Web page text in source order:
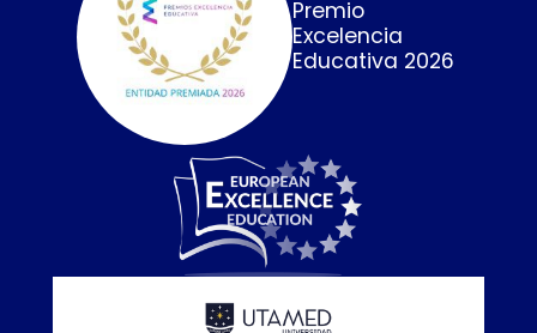
Premio
Excelencia
Educativa 2026